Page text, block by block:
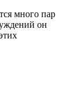
много пар
он